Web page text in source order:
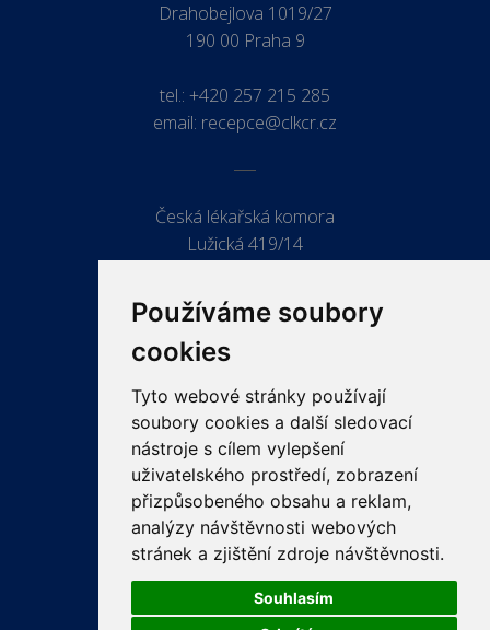
Používáme soubory
cookies
Tyto webové stránky používají
soubory cookies a další sledovací
nástroje s cílem vylepšení
uživatelského prostředí, zobrazení
přizpůsobeného obsahu a reklam,
analýzy návštěvnosti webových
stránek a zjištění zdroje návštěvnosti.
Souhlasím
Drahobejlova 1019/27
190 00 Praha 9
tel.: +420 257 215 285
email: recepce@clkcr.cz
Česká lékařská komora
Lužická 419/14
ODKAZY
PRO LÉKAŘE
PRO VEŘEJNOST
VZDĚLÁVÁNÍ